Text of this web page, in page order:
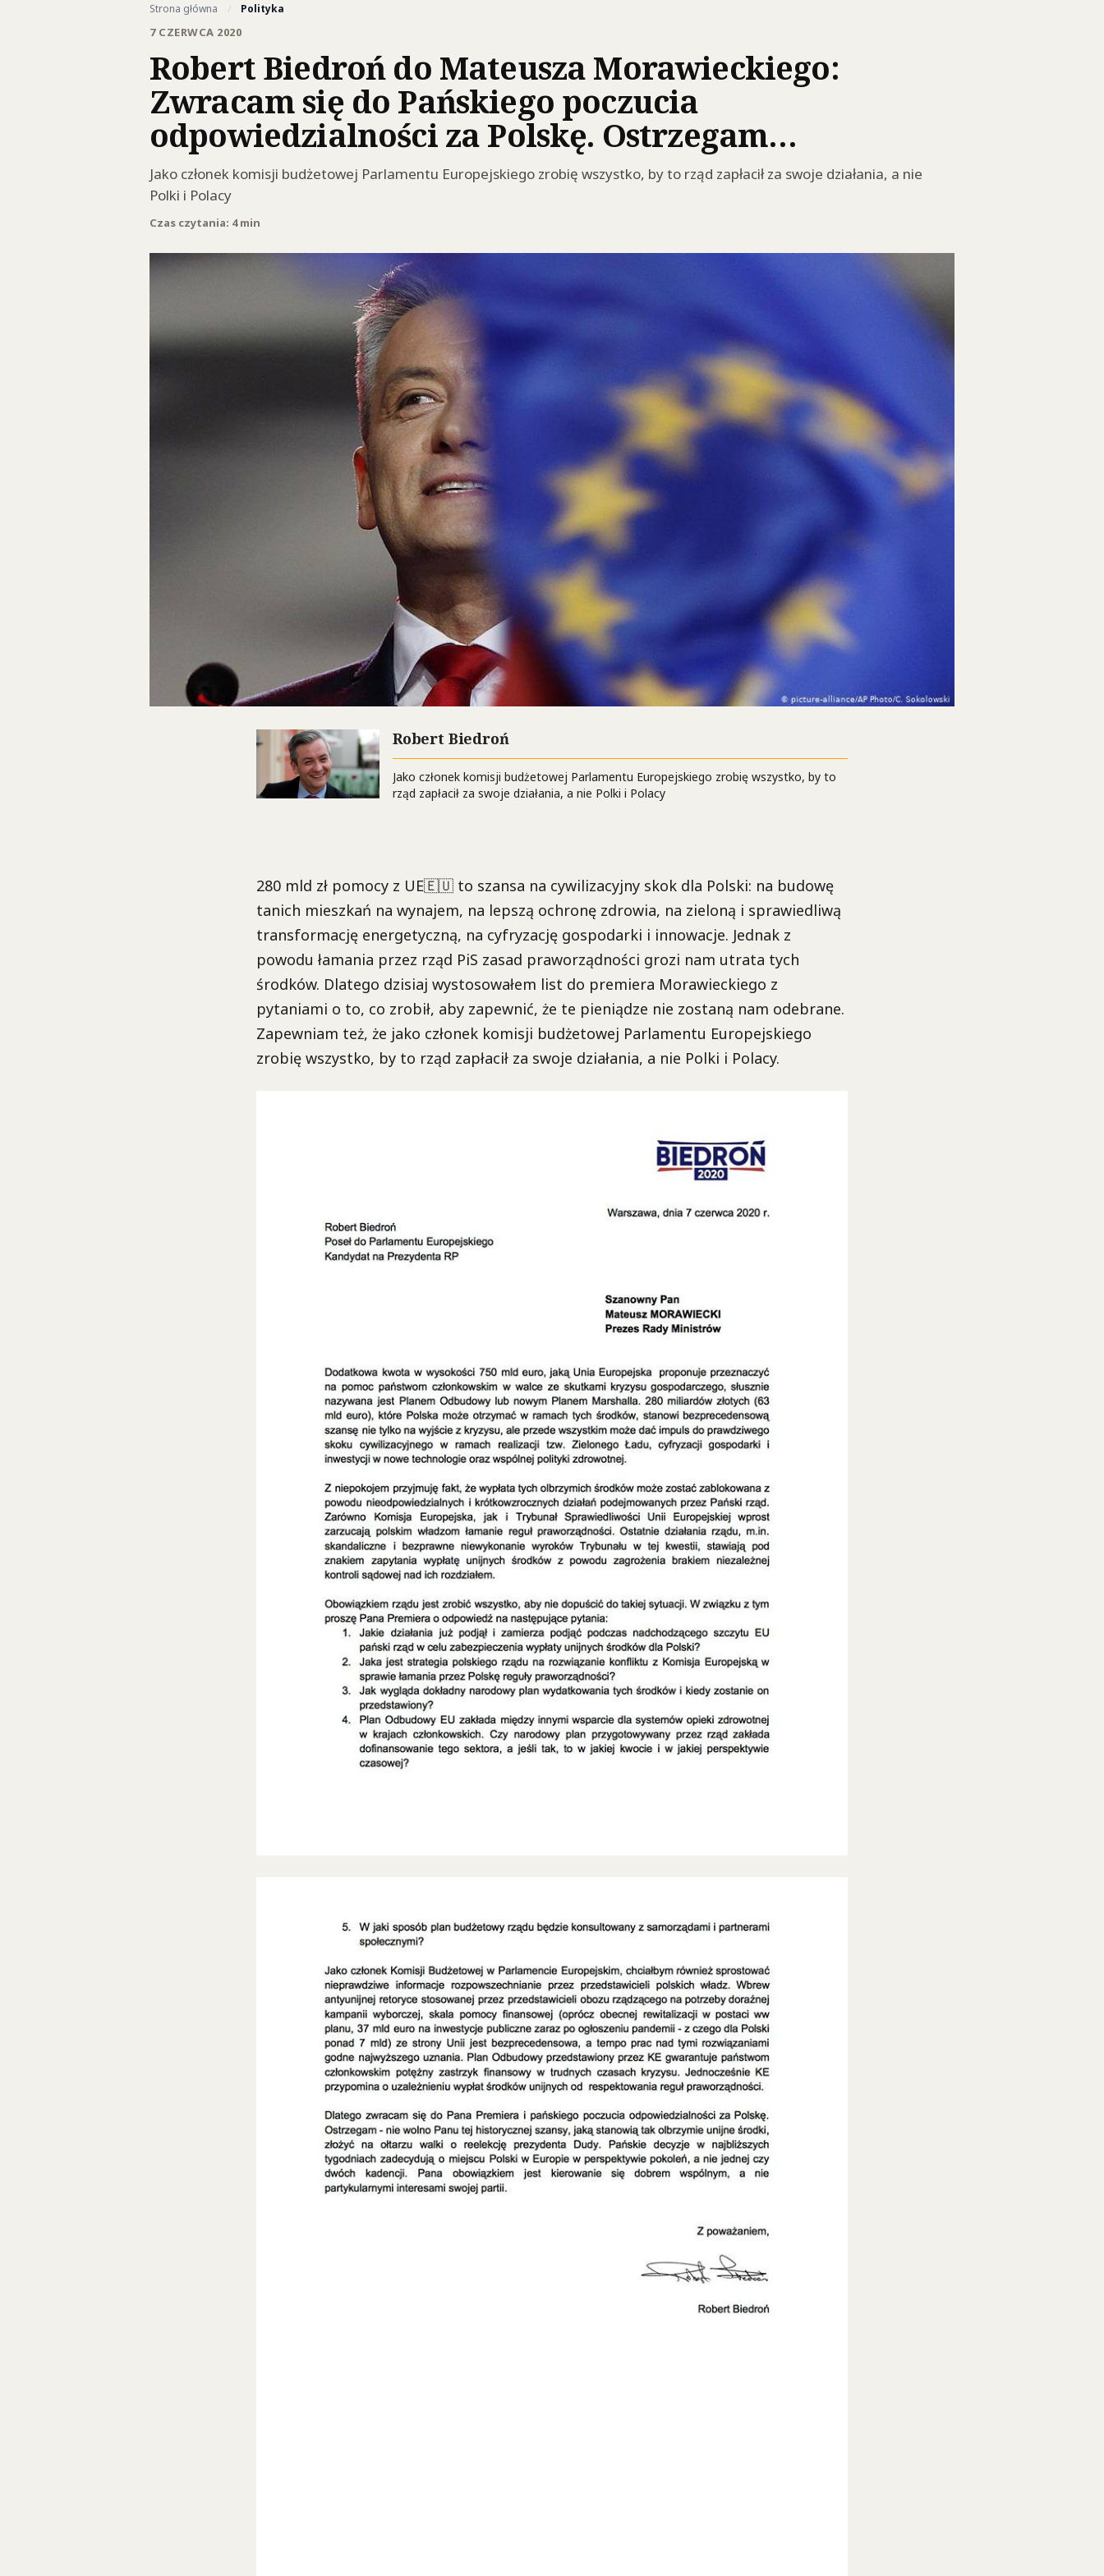
Strona główna / Polityka
7 CZERWCA 2020
Robert Biedroń do Mateusza Morawieckiego:
Zwracam się do Pańskiego poczucia
odpowiedzialności za Polskę. Ostrzegam…
Jako członek komisji budżetowej Parlamentu Europejskiego zrobię wszystko, by to rząd zapłacił za swoje działania, a nie
Polki i Polacy
Czas czytania: 4 min
Robert Biedroń
Jako członek komisji budżetowej Parlamentu Europejskiego zrobię wszystko, by to
rząd zapłacił za swoje działania, a nie Polki i Polacy
280 mld zł pomocy z UE🇪🇺 to szansa na cywilizacyjny skok dla Polski: na budowę
tanich mieszkań na wynajem, na lepszą ochronę zdrowia, na zieloną i sprawiedliwą
transformację energetyczną, na cyfryzację gospodarki i innowacje. Jednak z
powodu łamania przez rząd PiS zasad praworządności grozi nam utrata tych
środków. Dlatego dzisiaj wystosowałem list do premiera Morawieckiego z
pytaniami o to, co zrobił, aby zapewnić, że te pieniądze nie zostaną nam odebrane.
Zapewniam też, że jako członek komisji budżetowej Parlamentu Europejskiego
zrobię wszystko, by to rząd zapłacił za swoje działania, a nie Polki i Polacy.